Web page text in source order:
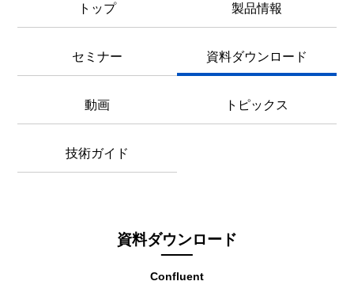
トップ 製品情報
セミナー 資料ダウンロード
動画 トピックス
技術ガイド
Confluent
資料ダウンロード